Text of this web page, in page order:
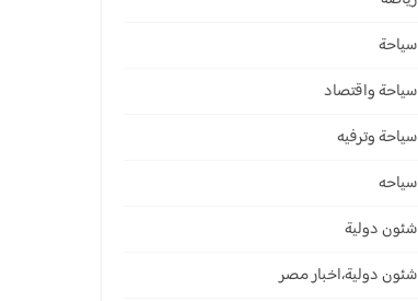
سياحة
سياحة واقتصاد
سياحة وترفيه
سياحه
شئون دولية
شئون دولية،اخبار مصر